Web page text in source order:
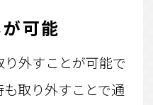
可能
外すことが可能で
取り外すことで通